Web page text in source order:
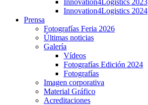
Innovation4Logistics 2023
Innovation4Logistics 2024
Prensa
Fotografías Feria 2026
Últimas noticias
Galería
Vídeos
Fotografías Edición 2024
Fotografías
Imagen corporativa
Material Gráfico
Acreditaciones